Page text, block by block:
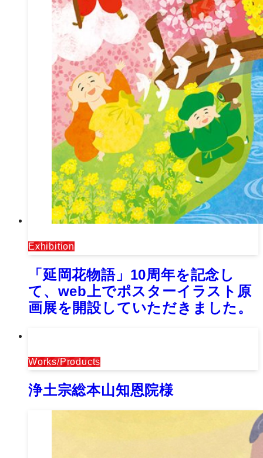
Exhibition
「延岡花物語」10周年を記念し
て、web上でポスターイラスト原
画展を開設していただきました。
Works/Products
浄土宗総本山知恩院様